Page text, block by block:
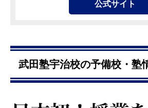
公式サイト
武田塾宇治校の予備校・塾